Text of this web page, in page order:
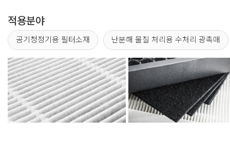
적용분야
공기청정기용 필터소재 난분해 물질 처리용 수처리 광촉매